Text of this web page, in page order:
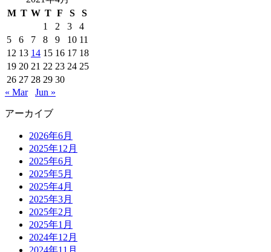
M T W T F S
S
1
2 3
4
5
6 7 8 9 10 11
12 13 14 15 16 17 18
19 20 21 22 23 24 25
26 27 28 29 30
« Mar
Jun »
アーカイブ
2026年6月
2025年12月
2025年6月
2025年5月
2025年4月
2025年3月
2025年2月
2025年1月
2024年12月